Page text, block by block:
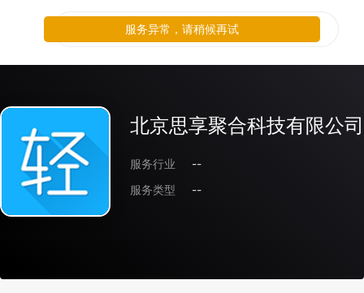
北京思享聚合科技有限公司
服务行业
--
服务类型
--
服务异常，请稍候再试